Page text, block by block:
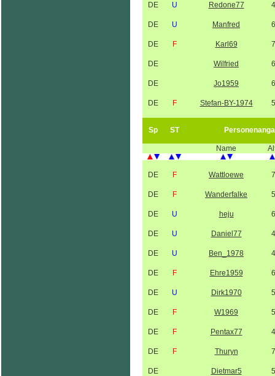
DE U Redone77
DE U Manfred
DE F Karl69
DE Wilfried
DE Jo1959
DE F Stefan-BY-1974
Sp ST
Name
DE F Wattloewe
DE F Wanderfalke
DE U heju
DE U Daniel77
DE U Ben_1978
DE F Ehre1959
DE U Dirk1970
DE F W1969
DE F Pentax77
DE F Thuryn
DE Dietmar5